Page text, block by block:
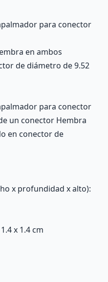
para conector
en ambos
de diámetro de 9.52
para conector
un conector Hembra
en conector de
x profundidad x alto):
x 1.4 cm